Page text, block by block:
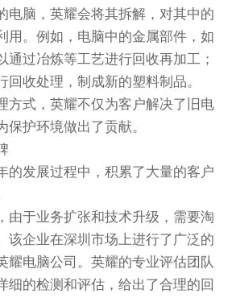
电脑，英耀会将其拆解，对其中的
用。例如，电脑中的金属部件，如
通过冶炼等工艺进行回收再加工；
回收处理，制成新的塑料制品。
方式，英耀不仅为客户解决了旧电
保护环境做出了贡献。
的发展过程中，积累了大量的客户
由于业务扩张和技术升级，需要淘
该企业在深圳市场上进行了广泛的
耀电脑公司。英耀的专业评估团队
细的检测和评估，给出了合理的回